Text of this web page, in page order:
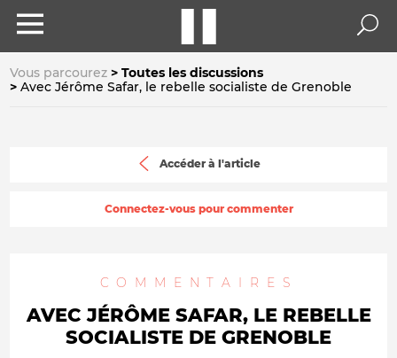
Vous parcourez
Toutes les discussions
Avec Jérôme Safar, le rebelle socialiste de Grenoble
Accéder à l'article
Connectez-vous pour commenter
COMMENTAIRES
AVEC JÉRÔME SAFAR, LE REBELLE
SOCIALISTE DE GRENOBLE